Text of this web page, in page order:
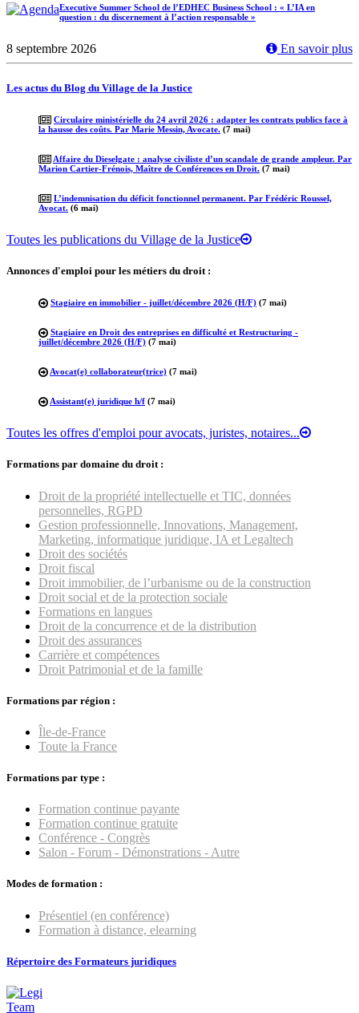
Executive Summer School de l’EDHEC Business School : « L’IA en
question : du discernement à l’action responsable »
8 septembre 2026 En savoir plus
Les actus du Blog du Village de la Justice
Circulaire ministérielle du 24 avril 2026 : adapter les contrats publics face à
la hausse des coûts. Par Marie Messin, Avocate. (7 mai)
Affaire du Dieselgate : analyse civiliste d’un scandale de grande ampleur. Par
Marion Cartier-Frénois, Maître de Conférences en Droit. (7 mai)
L’indemnisation du déficit fonctionnel permanent. Par Frédéric Roussel,
Avocat. (6 mai)
Toutes les publications du Village de la Justice
Annonces d'emploi pour les métiers du droit :
Stagiaire en immobilier - juillet/décembre 2026 (H/F) (7 mai)
Stagiaire en Droit des entreprises en difficulté et Restructuring -
juillet/décembre 2026 (H/F) (7 mai)
Avocat(e) collaborateur(trice) (7 mai)
Assistant(e) juridique h/f (7 mai)
Toutes les offres d'emploi pour avocats, juristes, notaires...
Formations par domaine du droit :
Droit de la propriété intellectuelle et TIC, données
personnelles, RGPD
Gestion professionnelle, Innovations, Management,
Marketing, informatique juridique, IA et Legaltech
Droit des sociétés
Droit fiscal
Droit immobilier, de l’urbanisme ou de la construction
Droit social et de la protection sociale
Formations en langues
Droit de la concurrence et de la distribution
Droit des assurances
Carrière et compétences
Droit Patrimonial et de la famille
Formations par région :
Île-de-France
Toute la France
Formations par type :
Formation continue payante
Formation continue gratuite
Conférence - Congrès
Salon - Forum - Démonstrations - Autre
Modes de formation :
Présentiel (en conférence)
Formation à distance, elearning
Répertoire des Formateurs juridiques